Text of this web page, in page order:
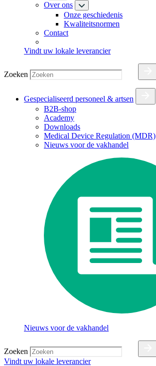
Over ons
Onze geschiedenis
Kwaliteitsnormen
Contact
Vindt uw lokale leverancier
Zoeken
Gespecialiseerd personeel & artsen
B2B-shop
Academy
Downloads
Medical Device Regulation (MDR)
Nieuws voor de vakhandel
Nieuws voor de vakhandel
Zoeken
Vindt uw lokale leverancier